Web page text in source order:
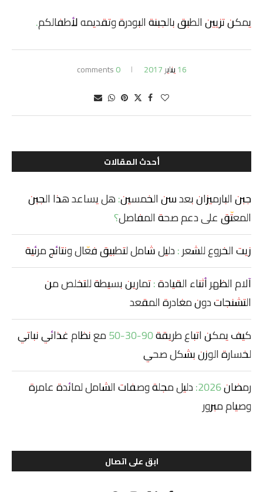
يمكن تزيين الطبق بالجبنة البودرة وتقديمه لأطفالكم.
16 يناير 2017 0 comments
أحدث المقالات
جبن البارميزان بعد سن الخمسين: هل يساعد هذا الجبن
المعتّق على دعم صحة المفاصل؟
زيت الخروع للشعر : دليل شامل لتطبيق فعّال ونتائج مرئية
آلام الظهر أثناء القيادة : تمارين بسيطة للتخلص من
التشنجات دون مغادرة المقعد
كيف يمكن اتباع طريقة 90-30-50 مع نظام غذائي نباتي
لخسارة الوزن بشكل صحي
رمضان 2026: دليل مجلة وصفات الشامل لمائدة عامرة
وصيام مبرور
ابق على اتصال